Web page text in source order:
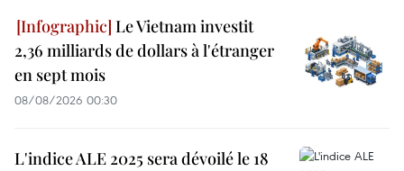
Le Vietnam investit
2,36 milliards de dollars à l'étranger
en sept mois
08/08/2026 00:30
L'indice ALE 2025 sera dévoilé le 18